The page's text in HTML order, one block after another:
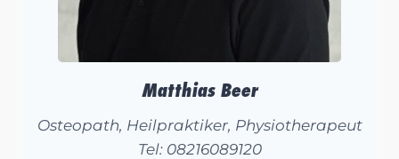
Matthias Beer
Osteopath, Heilpraktiker, Physiotherapeut
Tel: 08216089120